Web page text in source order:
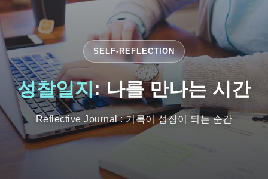
뛰
SELF-REFLECTION
성찰일지: 나를 만나는 시간
Reflective Journal : 기록이 성장이 되는 순간